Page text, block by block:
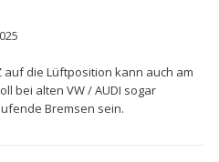
die Lüftposition kann auch am
bei alten VW / AUDI sogar
Bremsen sein.